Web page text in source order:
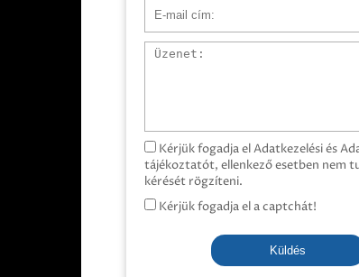
Üzenet
Kérjük fogadja el Adatkezelési és
tájékoztatót, ellenkező esetben nem
kérését rögzíteni.
Kérjük fogadja el a captchát!
Küldés